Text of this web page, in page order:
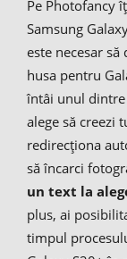
Pe Photofancy
Samsung
este necesar
husa pentru
întâi unul dintre
alege să creezi
redirecționa
să încarci
un text la
plus, ai
timpul